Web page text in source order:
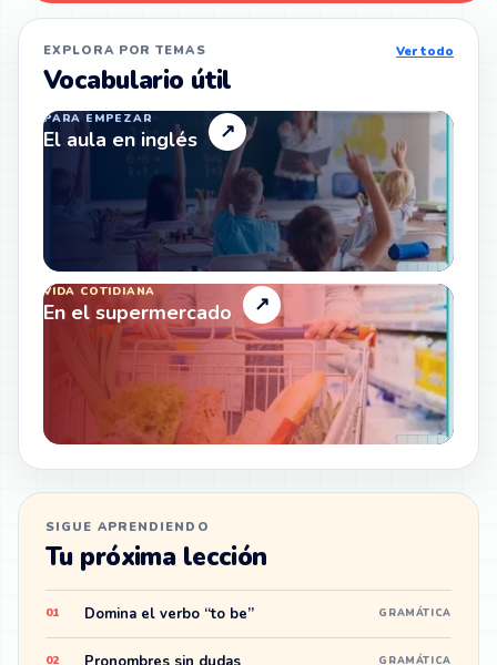
EXPLORA POR TEMAS
Vocabulario útil
Ver todo
PARA EMPEZAR
El aula en inglés ↗
VIDA COTIDIANA
En el supermercado ↗
SIGUE APRENDIENDO
Tu próxima lección
01 Domina el verbo “to be” GRAMÁTICA
02 GRAMÁTICA